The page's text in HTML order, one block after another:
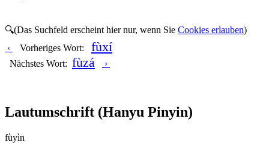
🔍(Das Suchfeld erscheint hier nur, wenn Sie Cookies erlauben)
‹
Vorheriges Wort: fùxí
Nächstes Wort: fùzá ›
Lautumschrift (Hanyu Pinyin)
fùyìn